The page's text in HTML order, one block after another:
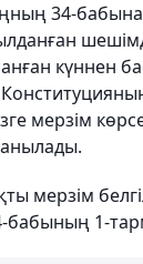
34-бабына
күннен
мерзім
мерзім
бабының 1-